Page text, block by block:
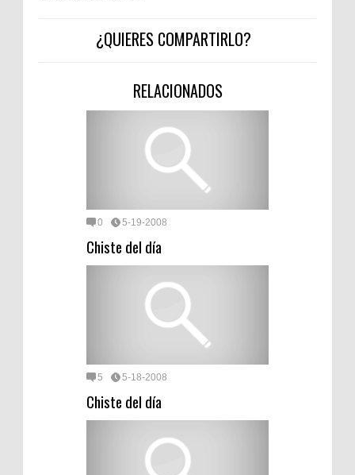
¿QUIERES COMPARTIRLO?
RELACIONADOS
0 5-19-2008
Chiste del día
5 5-18-2008
Chiste del día